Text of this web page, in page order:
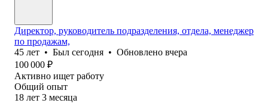
Директор, руководитель подразделения, отдела, менеджер
по продажам,
45 лет • Был сегодня • Обновлено вчера
100 000 ₽
Активно ищет работу
Общий опыт
18 лет 3 месяца